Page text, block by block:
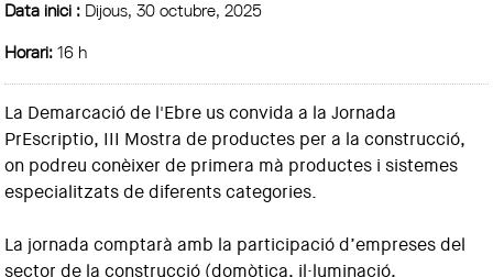
Data inici : Dijous, 30 octubre, 2025
Horari:16 h
La Demarcació de l'Ebre us convida a la Jornada
PrEscriptio, III Mostra de productes per a la construcció,
on podreu conèixer de primera mà productes i sistemes
especialitzats de diferents categories.
La jornada comptarà amb la participació d’empreses del
sector de la construcció (domòtica, il·luminació,